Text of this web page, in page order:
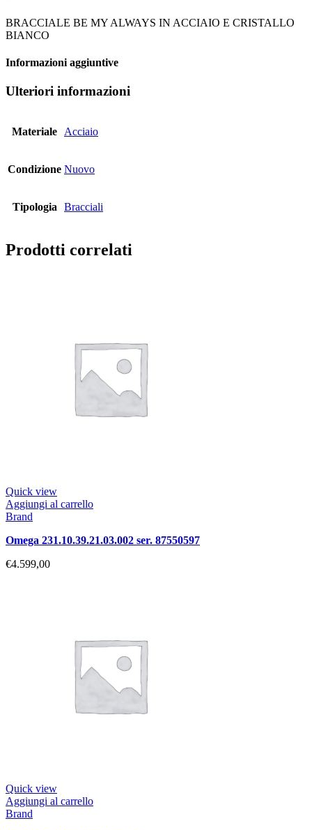
BRACCIALE BE MY ALWAYS IN ACCIAIO E CRISTALLO
BIANCO
Informazioni aggiuntive
Ulteriori informazioni
Materiale Acciaio
Condizione Nuovo
Tipologia Bracciali
Prodotti correlati
Quick view
Aggiungi al carrello
Brand
omega 231.10.39.21.03.002 ser. 87550597
€4.599,00
Quick view
Aggiungi al carrello
Brand